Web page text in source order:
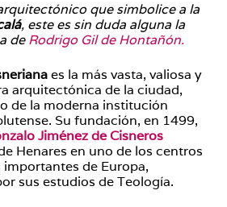
que simbolice a la
, este es sin duda alguna la
deRodrigo Gil de Hontañón.
es la más vasta, valiosa y
arquitectónica de la ciudad,
de la moderna institución
Su fundación, en 1499,
Jiménez de Cisneros
Henares en uno de los centros
de Europa,
sus estudios de Teología.